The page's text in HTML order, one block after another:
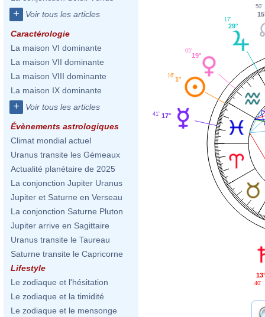
+ Voir tous les articles
Caractérologie
La maison VI dominante
La maison VII dominante
La maison VIII dominante
La maison IX dominante
+ Voir tous les articles
Évènements astrologiques
Climat mondial actuel
Uranus transite les Gémeaux
Actualité planétaire de 2025
La conjonction Jupiter Uranus
Jupiter et Saturne en Verseau
La conjonction Saturne Pluton
Jupiter arrive en Sagittaire
Uranus transite le Taureau
Saturne transite le Capricorne
Lifestyle
Le zodiaque et l'hésitation
Le zodiaque et la timidité
Le zodiaque et le mensonge
50'
29°
17'
19°
05'
1°
16'
17°
41'
40'